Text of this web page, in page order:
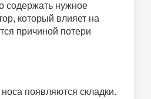
содержать нужное
который влияет на
причиной потери
появляются складки.